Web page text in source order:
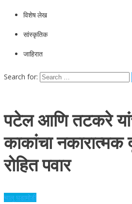
विशेष लेख
सांस्कृतिक
जाहिरात
Search for:
पटेल आणि तटकरे
काकांचा नकारात्मक
रोहित पवार
चालू घडामोडी